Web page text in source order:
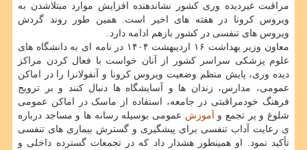
مراقبت غیردیده وری کشور نشاندهنده افزایش موارد مبتلاشدن به
ویروس کرونا در هفته های اخیر است. همین طور روند گردش
ویروس های تنفسی در کشور بازهم ادامه دارد.
معاون وزیر بهداشت ۱۶ اردیبهشت ۱۴۰۴ در نامه ای به دانشگاه های
علوم پزشکی سراسر کشور از آنان خواست با فعال کردن مراکز
دیده وری، پایش منظم وضعیت ویروس کرونا و آنفولانزا را در اماکن
عمومی، مدارس، زندان ها و آسایشگاه ها دنبال کنند و بر ترویج
فرهنگ خودمراقبتی در جامعه، استفاده از ماسک در اماکن عمومی
شلوغ و پر تجمع و
آموزش عمومی بوسیله رسانه ها و مساجد درباره
ی رعایت آداب تنفسی برای پیشگیری و گسترش بیماری های تنفسی
تأکید نمود. او همینطور هشدار داد که در تجمعات گسترده داخلی و